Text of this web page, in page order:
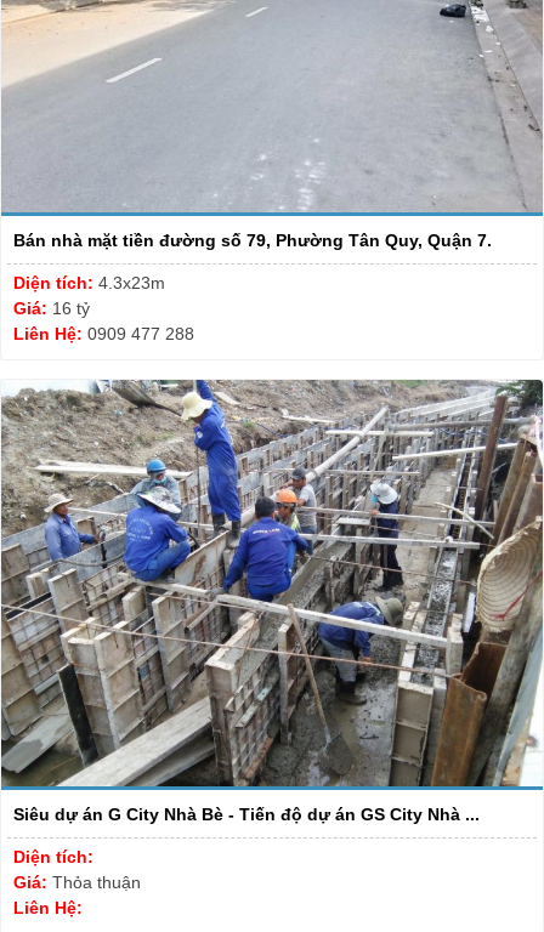
Bán nhà mặt tiền đường số 79, Phường Tân Quy, Quận 7.
Diện tích: 4.3x23m
Giá: 16 tỷ
Liên Hệ: 0909 477 288
Siêu dự án G City Nhà Bè - Tiến độ dự án GS City Nhà ...
Diện tích:
Giá: Thỏa thuận
Liên Hệ: